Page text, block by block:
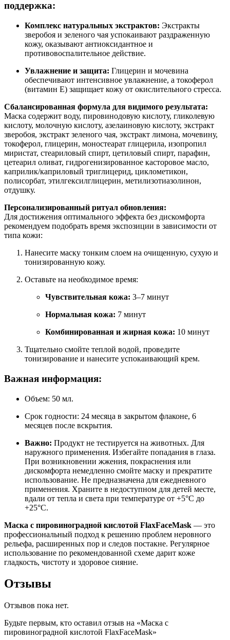
поддержка:
Комплекс натуральных экстрактов: Экстракты
зверобоя и зеленого чая успокаивают раздраженную
кожу, оказывают антиоксидантное и
противовоспалительное действие.
Увлажнение и защита: Глицерин и мочевина
обеспечивают интенсивное увлажнение, а токоферол
(витамин Е) защищает кожу от окислительного стресса.
Сбалансированная формула для видимого результата:
Маска содержит воду, пировинодовую кислоту, гликолевую
кислоту, молочную кислоту, азелаиновую кислоту, экстракт
зверобоя, экстракт зеленого чая, экстракт лимона, мочевину,
токоферол, глицерин, моностеарат глицерила, изопропил
миристат, стеариловый спирт, цетиловый спирт, парафин,
цетеарил оливат, гидрогенизированное касторовое масло,
каприлик/каприловый триглицерид, циклометикон,
полисорбат, этилгексилглицерин, метилизотиазолинон,
отдушку.
Персонализированный ритуал обновления:
Для достижения оптимального эффекта без дискомфорта
рекомендуем подобрать время экспозиции в зависимости от
типа кожи:
Нанесите маску тонким слоем на очищенную, сухую и
тонизированную кожу.
Оставьте на необходимое время:
Чувствительная кожа: 3–7 минут
Нормальная кожа: 7 минут
Комбинированная и жирная кожа: 10 минут
Тщательно смойте теплой водой, проведите
тонизирование и нанесите успокаивающий крем.
Важная информация:
Объем: 50 мл.
Срок годности: 24 месяца в закрытом флаконе, 6
месяцев после вскрытия.
Важно: Продукт не тестируется на животных. Для
наружного применения. Избегайте попадания в глаза.
При возникновении жжения, покраснения или
дискомфорта немедленно смойте маску и прекратите
использование. Не предназначена для ежедневного
применения. Храните в недоступном для детей месте,
вдали от тепла и света при температуре от +5°C до
+25°C.
Маска с пировиноградной кислотой FlaxFaceMask — это
профессиональный подход к решению проблем неровного
рельефа, расширенных пор и следов постакне. Регулярное
использование по рекомендованной схеме дарит коже
гладкость, чистоту и здоровое сияние.
Отзывы
Отзывов пока нет.
Будьте первым, кто оставил отзыв на «Маска с
пировиноградной кислотой FlaxFaceMask»